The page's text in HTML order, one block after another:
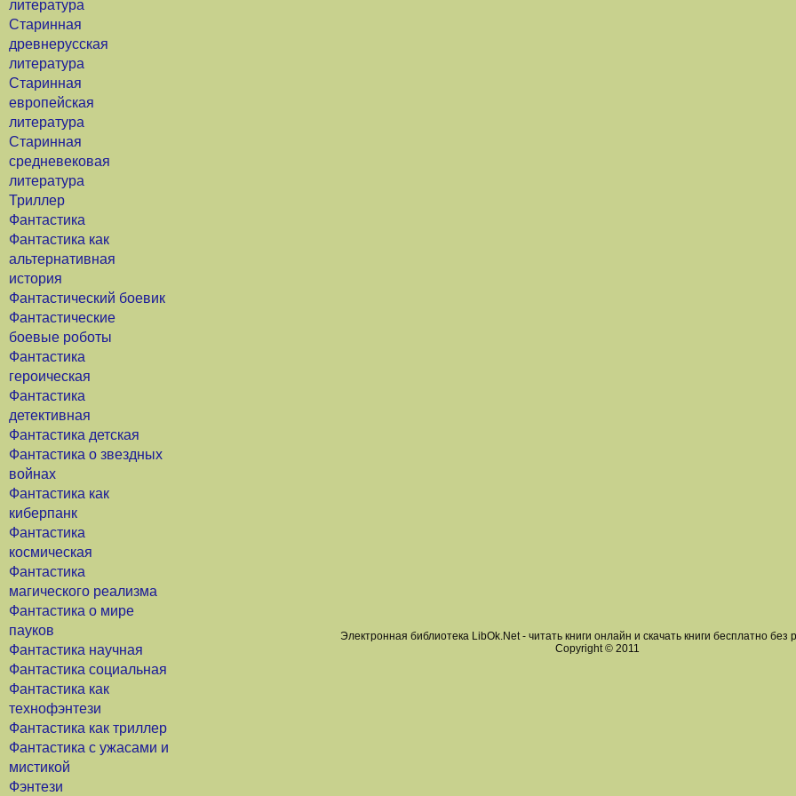
литература
Старинная
древнерусская
литература
Старинная
европейская
литература
Старинная
средневековая
литература
Триллер
Фантастика
Фантастика как
альтернативная
история
Фантастический боевик
Фантастические
боевые роботы
Фантастика
героическая
Фантастика
детективная
Фантастика детская
Фантастика о звездных
войнах
Фантастика как
киберпанк
Фантастика
космическая
Фантастика
магического реализма
Фантастика о мире
пауков
Фантастика научная
Фантастика социальная
Фантастика как
технофэнтези
Фантастика как триллер
Фантастика с ужасами и
мистикой
Фэнтези
Электронная библиотека LibOk.Net - читать книги онлайн и скачать книги бесплатно без
Copyright © 2011